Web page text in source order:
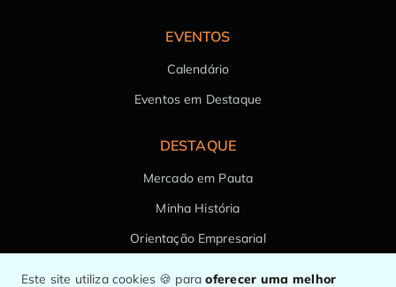
EVENTOS
Calendário
Eventos em Destaque
DESTAQUE
Mercado em Pauta
Minha História
Orientação Empresarial
Este site utiliza cookies 🍪 paraoferecer uma melhor